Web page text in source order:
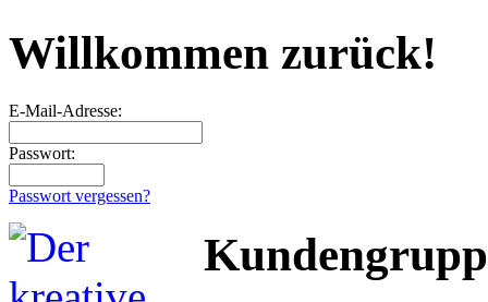
Willkommen zurück!
E-Mail-Adresse:
Passwort:
Passwort vergessen?